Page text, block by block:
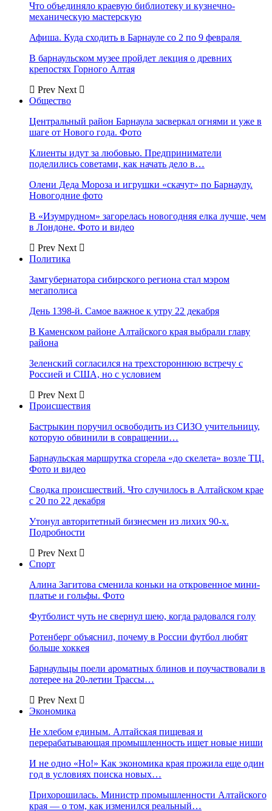
Что объединяло краевую библиотеку и кузнечно-
механическую мастерскую
Афиша. Куда сходить в Барнауле со 2 по 9 февраля
В барнаульском музее пройдет лекция о древних
крепостях Горного Алтая
Prev Next
Общество
Центральный район Барнаула засверкал огнями и уже в
шаге от Нового года. Фото
Клиенты идут за любовью. Предприниматели
поделились советами, как начать дело в…
Олени Деда Мороза и игрушки «скачут» по Барнаулу.
Новогодние фото
В «Изумрудном» загорелась новогодняя елка лучше, чем
в Лондоне. Фото и видео
Prev Next
Политика
Замгубернатора сибирского региона стал мэром
мегаполиса
День 1398-й. Самое важное к утру 22 декабря
В Каменском районе Алтайского края выбрали главу
района
Зеленский согласился на трехстороннюю встречу с
Россией и США, но с условием
Prev Next
Происшествия
Бастрыкин поручил освободить из СИЗО учительницу,
которую обвинили в совращении…
Барнаульская маршрутка сгорела «до скелета» возле ТЦ.
Фото и видео
Сводка происшествий. Что случилось в Алтайском крае
с 20 по 22 декабря
Утонул авторитетный бизнесмен из лихих 90-х.
Подробности
Prev Next
Спорт
Алина Загитова сменила коньки на откровенное мини-
платье и гольфы. Фото
Футболист чуть не свернул шею, когда радовался голу
Ротенберг объяснил, почему в России футбол любят
больше хоккея
Барнаульцы поели ароматных блинов и поучаствовали в
лотерее на 20-летии Трассы…
Prev Next
Экономика
Не хлебом единым. Алтайская пищевая и
перерабатывающая промышленность ищет новые ниши
И не одно «Но!» Как экономика края прожила еще один
год в условиях поиска новых…
Прихорошилась. Министр промышленности Алтайского
края — о том, как изменился реальный…